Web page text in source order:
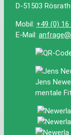
D-51503 Rösrath
Mobil: +49 (0)
E-Mail:
Jens
mentale